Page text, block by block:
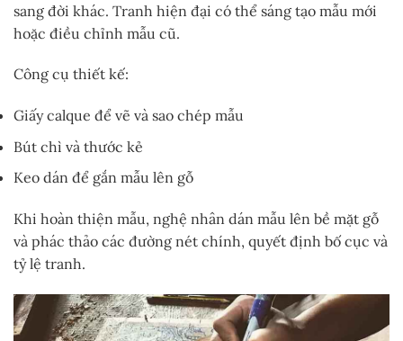
sang đời khác. Tranh hiện đại có thể sáng tạo mẫu mới
hoặc điều chỉnh mẫu cũ.
Công cụ thiết kế:
Giấy calque để vẽ và sao chép mẫu
Bút chì và thước kẻ
Keo dán để gắn mẫu lên gỗ
Khi hoàn thiện mẫu, nghệ nhân dán mẫu lên bề mặt gỗ
và phác thảo các đường nét chính, quyết định bố cục và
tỷ lệ tranh.